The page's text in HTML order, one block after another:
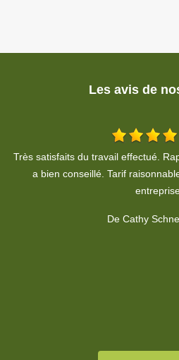
Les avis de
Après avoir vu le résultat des
d’abattage d’arbres, réalisés
demande, je peux vous dire que
compétent, arrangeant et de bon